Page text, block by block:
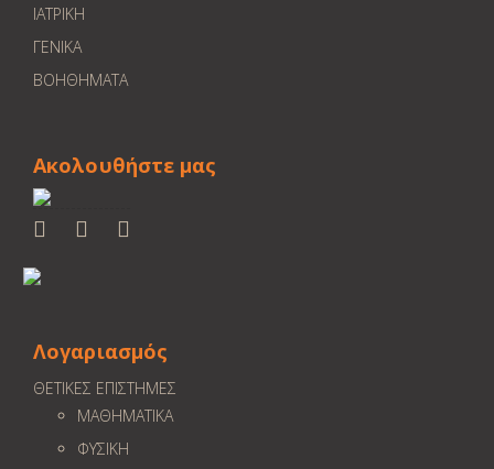
ΙΑΤΡΙΚΗ
ΓΕΝΙΚΑ
ΒΟΗΘΗΜΑΤΑ
Ακολουθήστε μας
Λογαριασμός
ΘΕΤΙΚΕΣ ΕΠΙΣΤΗΜΕΣ
ΜΑΘΗΜΑΤΙΚΑ
ΦΥΣΙΚΗ